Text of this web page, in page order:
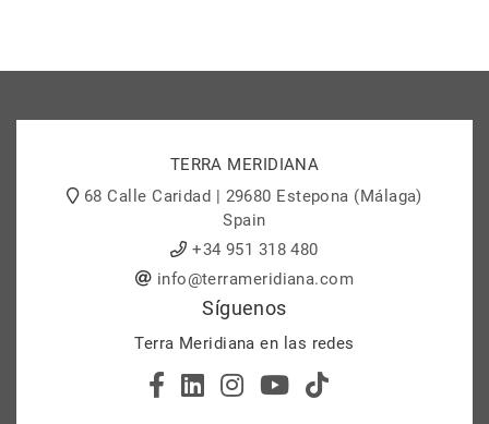
TERRA MERIDIANA
68 Calle Caridad | 29680 Estepona (Málaga)
Spain
+34 951 318 480
info@terrameridiana.com
Síguenos
Terra Meridiana en las redes